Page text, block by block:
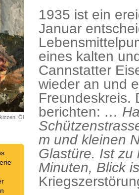
1935 ist ein
Januar
eines kalten
Cannstatter
wieder an und
Freundeskreis.
berichten: …
m und kleinen
Glastüre. Ist zu
Minuten, Blick
Öl